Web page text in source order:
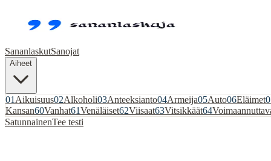
SananlaskutSanojat
Aiheet
01 Aikuisuus02Alkoholi03Anteeksianto04Armeija05Auto06Eläimet
Kansan60Vanhat61Venäläiset62Viisaat63Vitsikkäät64
SatunnainenTee testi